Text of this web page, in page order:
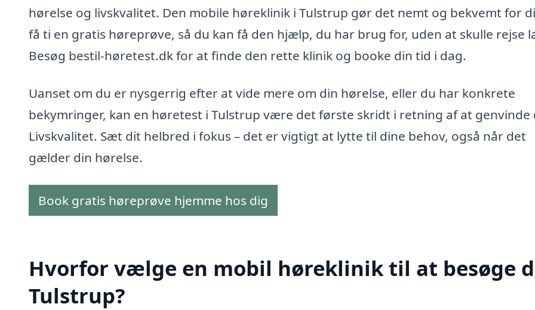
hørelse og livskvalitet. Den mobile høreklinik i Tulstrup gør det nemt og bekvemt for
få ti en gratis høreprøve, så du kan få den hjælp, du har brug for, uden at skulle rejse
Besøg bestil-høretest.dk for at finde den rette klinik og booke din tid i dag.
Uanset om du er nysgerrig efter at vide mere om din hørelse, eller du har konkrete
bekymringer, kan en høretest i Tulstrup være det første skridt i retning af at genvinde
Livskvalitet. Sæt dit helbred i fokus – det er vigtigt at lytte til dine behov, også når det
gælder din hørelse.
Book gratis høreprøve hjemme hos dig
Hvorfor vælge en mobil høreklinik til at besøge
Tulstrup?